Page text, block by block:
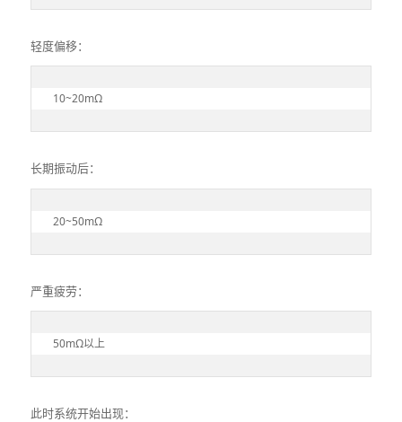
轻度偏移：
10~20mΩ
长期振动后：
20~50mΩ
严重疲劳：
50mΩ以上
此时系统开始出现：